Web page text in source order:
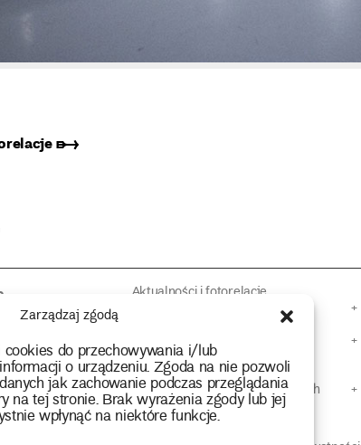
Zarządzaj zgodą
do przechowywania i/lub
o urządzeniu. Zgoda na nie pozwoli
jak zachowanie podczas przeglądania
na tej stronie. Brak wyrażenia zgody lub jej
wpłynąć na niektóre funkcje.
➸
Aktualności i fotorelacje
Muzealne rozmowy
Kolekcja
Europejskie Dni Dziedzictwa
Programy badań strat wojennych